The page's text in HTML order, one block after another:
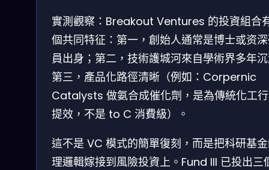
實測觀察：Breakout Ventures 的投資組合
個共同特征：第一，創始人通常是博士或资
員出身；第二，技術護城河來自學術界多年
第三，產品化路徑清晰（例如：Corpernic
Catalysts 做氨合成催化劑，是為傳統化工
提效，不是 to C 消費級）。
這不是 VC 模式的簡單復刻，而是把科研基
理邏輯嫁接到風險投資上。Fund III 已投出三